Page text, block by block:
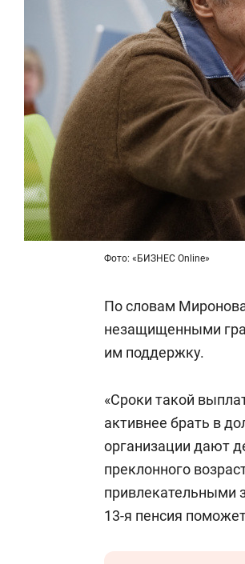
Фото: «БИЗНЕС Online»
По словам
незащищенными
им поддержку.
«Сроки такой
активнее брать в
организации дают
преклонного
привлекательными
13-я пенсия